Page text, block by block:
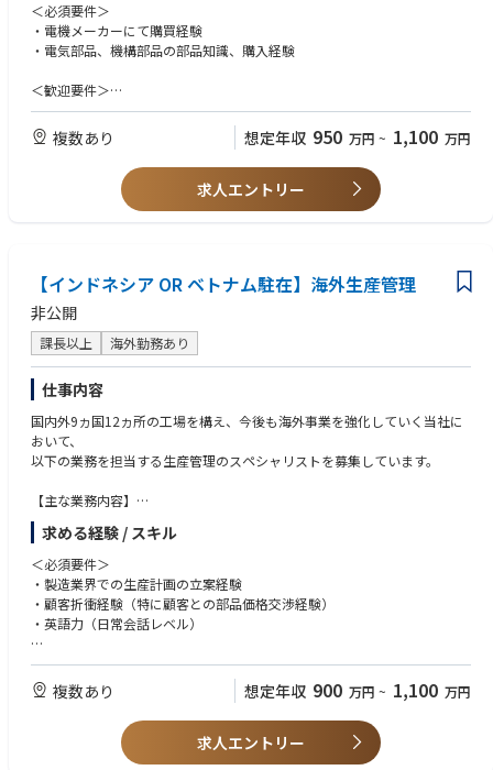
■主な業務内容
・部品調達フォロー、確認
・開発購買（ve品）
・ローカルメンバー社員の採用・育成／マネジメント
■OJTトレーニング
ご入社後は、国内工場（高松工場・グローバルEMSセンター）でのOJTト
レーニングを予定しております。
■海外購買の特徴
購買方針として、現地での調達がメインでお客様にとって最良の品質、コ
スト、納期（QCD）を兼ね備えた部品を提案することを重視しておりま
す。
また、上記に加えて、香港／マレーシア／日本の国際購買部門との連携に
より、最適な部品調達及び提案を実施しております。
■キャリアパス
他の海外工場の購買担当、本ポジション領域のスペシャリスト、購買部の
＜必須要件＞
・電機メーカーにて購買経験
・電気部品、機構部品の部品知識、購入経験
＜歓迎要件＞
・海外への長期出張/海外赴任のご経験
・英語の日常会話レベル ※業務で使う言語は、日本語と英語です。
・VE(Value Engineering),VA(Value Analysis)の経験
・品質に関するスキル、部品メーカーに関するスキル
・商品化（製品立ち上げ）において、各イベント毎に購買、技術、QAなど
＜求める人物像＞
・社内外のネットワークを積極的に広げていこうという気持ちを持ってい
る方
・赴任先のルールや文化を理解して適応、順応していく力を持っている方
複数あり 想定年収 950 万円 ~ 1,100 万円
求人エントリー
【インドネシア OR ベトナム駐在】海外生産管理
非公開
課長以上 海外勤務あり
仕事内容
国内外9ヵ国12ヵ所の工場を構え、今後も海外事業を強化していく当社に
おいて、
以下の業務を担当する生産管理のスペシャリストを募集しています。
【主な業務内容】
・生産管理業務全般（生産計画の立案から出荷管理までの実行管理、物流
管理・改善など）
・現地ローカルスタッフの指導・育成・マネジメント
（部品の調達スケジュールの策定、製造工程管理、品質管理、納期管理な
ど、現地での業務に対する管理と指導）
・顧客折衝（納期管理・生産調整・価格交渉・コスト関連の折衝）
ご入社後は、国内工場(高松工場もしくは松山工場)での座学及びOJTトレ
ーニングを予定しております。
研修期間は1ヶ月～3カ月程度です。ご本人のスキル・ご経験・習熟度によ
り研修期間は異なります。
求める経験 / スキル
＜必須要件＞
・製造業界での生産計画の立案経験
・顧客折衝経験（特に顧客との部品価格交渉経験）
・英語力（日常会話レベル）
＜歓迎要件＞
・海外勤務(長期出張もしくは駐在)のご経験
複数あり 想定年収 900 万円 ~ 1,100 万円
求人エントリー